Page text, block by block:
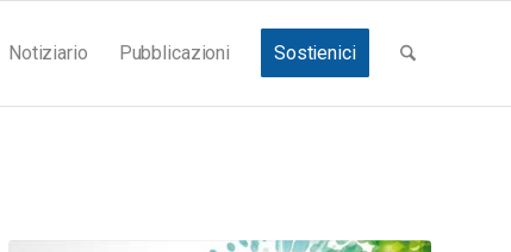
Notiziario Pubblicazioni Sostienici